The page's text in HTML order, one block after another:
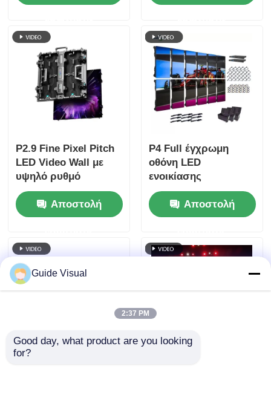
προστασία IP65 για
εκδηλώσεις σκηνής
4500cd/sqm
P2.9 Fine Pixel Pitch
LED Video Wall με
υψηλό ρυθμό
ανανέωσης 7680Hz
και διπλή ισχύ και
υποστήριξη σήματος
σκηνής
Αποστολή
P4 Full έγχρωμη
οθόνη LED
ενοικίασης
εξωτερικού χώρου με
ρυθμό ανανέωσης
7680 Hz και
οθόνη τοίχου βίντεο
HD
Αποστολή
Guide Visual
2:37 PM
Good day, what product are you looking
for?